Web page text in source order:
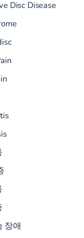
Disc Disease
장애